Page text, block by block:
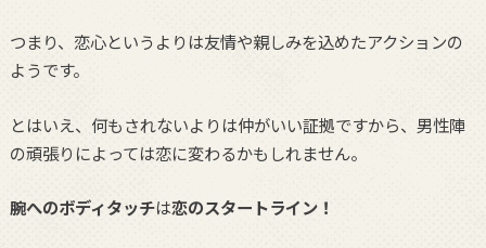
つまり、恋心というよりは友情や親しみを込めたアクションの
ようです。
とはいえ、何もされないよりは仲がいい証拠ですから、男性陣
の頑張りによっては恋に変わるかもしれません。
腕へのボディタッチは恋のスタートライン！